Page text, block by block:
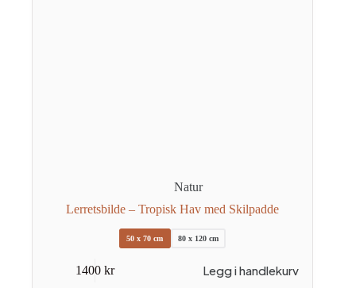
Natur
Lerretsbilde – Tropisk Hav med Skilpadde
50 x 70 cm 80 x 120 cm
1400 kr Legg i handlekurv